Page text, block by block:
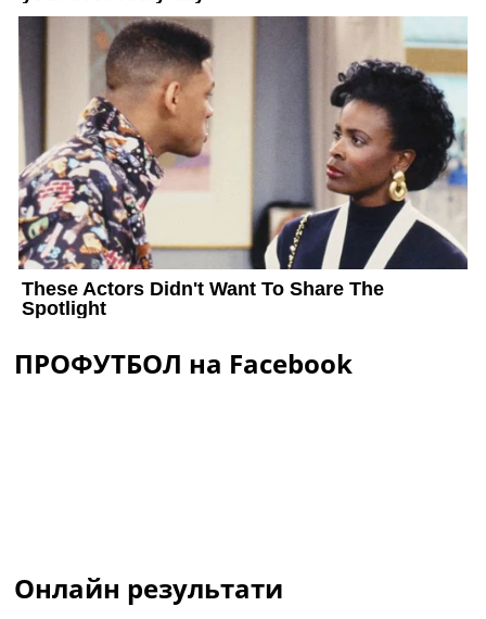
ПРОФУТБОЛ на Facebook
Онлайн результати